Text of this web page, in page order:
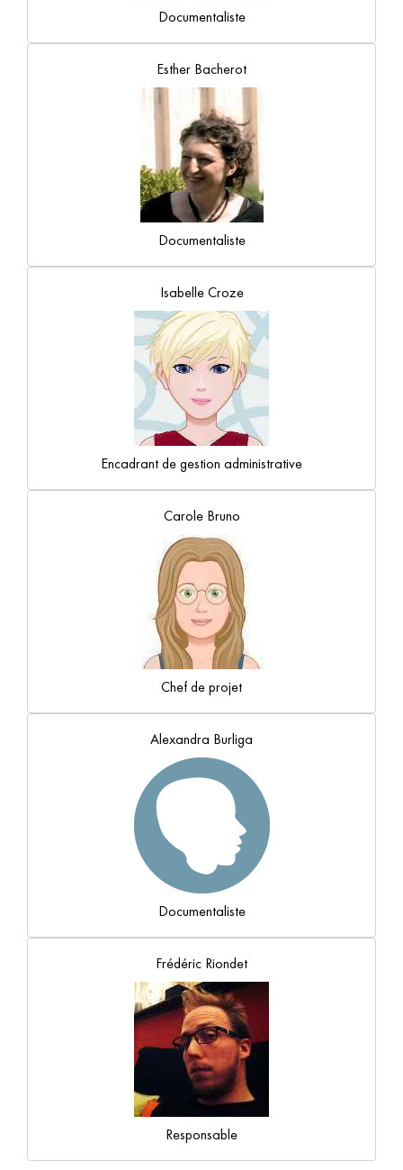
Documentaliste
Esther Bacherot
Documentaliste
Isabelle Croze
Encadrant de gestion administrative
Carole Bruno
Chef de projet
Alexandra Burliga
Documentaliste
Frédéric Riondet
Responsable